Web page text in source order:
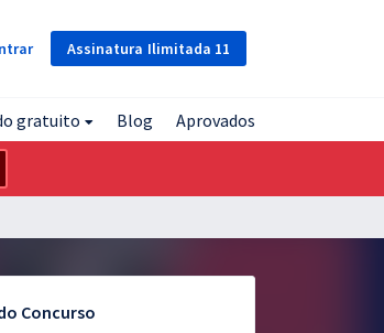
Assinatura Ilimitada 11
gratuito Blog Aprovados
Concurso